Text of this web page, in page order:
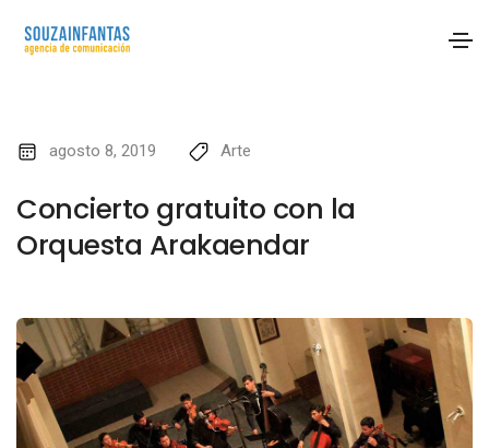
agosto 8, 2019 Arte
Concierto gratuito con la
Orquesta Arakaendar